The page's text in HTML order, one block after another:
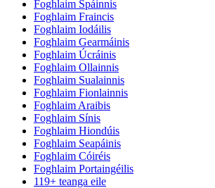
Foghlaim Spáinnis
Foghlaim Fraincis
Foghlaim Iodáilis
Foghlaim Gearmáinis
Foghlaim Úcráinis
Foghlaim Ollainnis
Foghlaim Sualainnis
Foghlaim Fionlainnis
Foghlaim Araibis
Foghlaim Sínis
Foghlaim Hiondúis
Foghlaim Seapáinis
Foghlaim Cóiréis
Foghlaim Portaingéilis
119+ teanga eile